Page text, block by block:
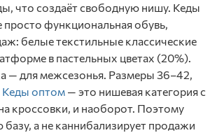
что создаёт свободную нишу. Кеды
функциональная обувь,
белые текстильные классические
в пастельных цветах (20%).
— для межсезонья. Размеры 36–42,
Кеды оптом — это нишевая категория с
кроссовки, и наоборот. Поэтому
а не каннибализирует продажи